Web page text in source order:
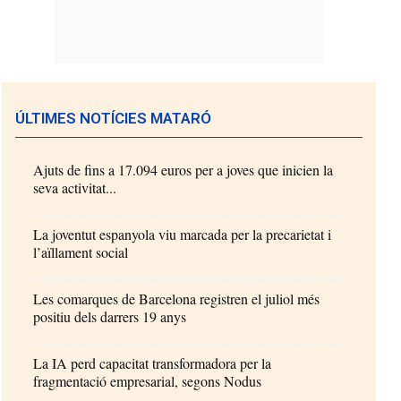
ÚLTIMES NOTÍCIES MATARÓ
Ajuts de fins a 17.094 euros per a joves que inicien la
seva activitat...
La joventut espanyola viu marcada per la precarietat i
l’aïllament social
Les comarques de Barcelona registren el juliol més
positiu dels darrers 19 anys
La IA perd capacitat transformadora per la
fragmentació empresarial, segons Nodus